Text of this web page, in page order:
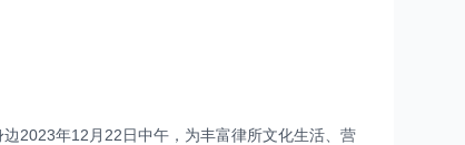
2023年12月22日中午，为丰富律所文化生活、营